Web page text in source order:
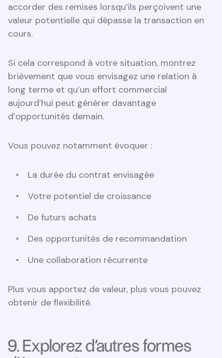
accorder des remises lorsqu’ils perçoivent une
valeur potentielle qui dépasse la transaction en
cours.
Si cela correspond à votre situation, montrez
brièvement que vous envisagez une relation à
long terme et qu’un effort commercial
aujourd’hui peut générer davantage
d’opportunités demain.
Vous pouvez notamment évoquer :
La durée du contrat envisagée
Votre potentiel de croissance
De futurs achats
Des opportunités de recommandation
Une collaboration récurrente
Plus vous apportez de valeur, plus vous pouvez
obtenir de flexibilité.
9. Explorez d’autres formes